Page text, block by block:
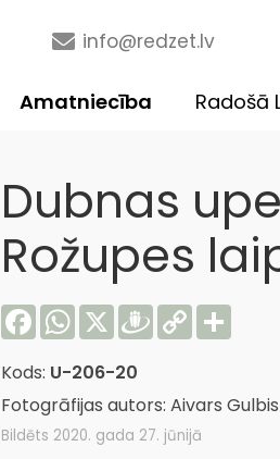
info@redzet.lv
Radošā
Amatniecība
Dubnas
Rožupes
Facebook
WhatsApp
X Draugiem
Copy
Link
Share
Kods: U-206-20
Fotogrāfijas autors: Aivars Gulbis
Bildēts 2020. gada 27. jūnijā